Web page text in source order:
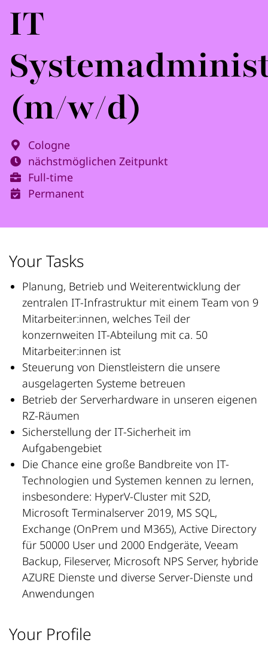
IT
(m/w/d)
Cologne
nächstmöglichen Zeitpunkt
Full-time
Permanent
Your Tasks
Planung, Betrieb und Weiterentwicklung der
zentralen IT-Infrastruktur mit einem Team von 9
Mitarbeiter:innen, welches Teil der
konzernweiten IT-Abteilung mit ca. 50
Mitarbeiter:innen ist
Steuerung von Dienstleistern die unsere
ausgelagerten Systeme betreuen
Betrieb der Serverhardware in unseren eigenen
RZ-Räumen
Sicherstellung der IT-Sicherheit im
Aufgabengebiet
Die Chance eine große Bandbreite von IT-
Technologien und Systemen kennen zu lernen,
insbesondere: HyperV-Cluster mit S2D,
Microsoft Terminalserver 2019, MS SQL,
Exchange (OnPrem und M365), Active Directory
für 50000 User und 2000 Endgeräte, Veeam
Backup, Fileserver, Microsoft NPS Server, hybride
AZURE Dienste und diverse Server-Dienste und
Anwendungen
Your Profile